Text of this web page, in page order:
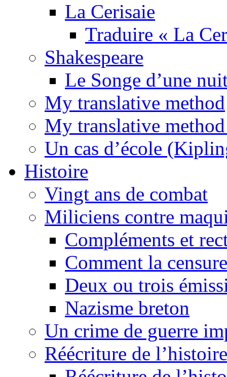
La Cerisaie
Traduire « La
Shakespeare
Le Songe d’une
My translative method
My translative
Un cas d’école
Histoire
Vingt ans de combat
Miliciens contre
Compléments et
Comment la
Deux ou trois
Nazisme breton
Un crime de guerre
Réécriture de